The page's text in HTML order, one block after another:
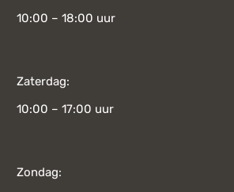
10:00 – 18:00 uur
Zaterdag:
10:00 – 17:00 uur
Zondag: